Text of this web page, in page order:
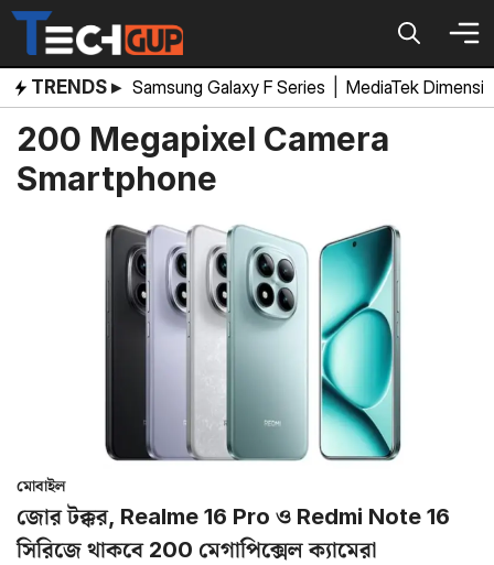
Skip
content
TRENDS ▸ Samsung Galaxy F Series MediaTek
200 Megapixel Camera
Smartphone
মোবাইল
জোর টক্কর, Realme 16 Pro ও Redmi Note 16
সিরিজে থাকবে 200 মেগাপিক্সেল ক্যামেরা